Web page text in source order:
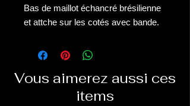
Bas de maillot échancré brésilienne
et attche sur les cotés avec bande.
Vous aimerez aussi ces
items